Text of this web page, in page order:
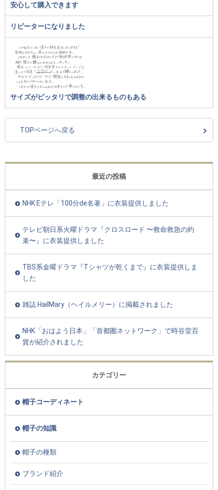
安心して購入できます
リピーターになりました
サイズがピッタリで調整の出来るものもある
TOPページへ戻る
最近の投稿
NHK Eテレ「100分de名著」に衣装提供しました
テレビ朝日系火曜ドラマ『クロスロード 〜救命救急の約
束〜』に衣装提供しました
TBS系金曜ドラマ『Tシャツが乾くまで』に衣装提供しま
した
雑誌 HailMary（ヘイルメリー）に掲載されました
NHK「おはよう日本」「首都圏ネットワーク」で時谷堂百
貨が紹介されました
カテゴリー
帽子コーディネート
帽子の知識
帽子の種類
ブランド紹介